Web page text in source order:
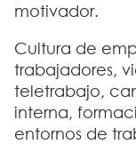
motivador.
Cultura de
trabajadores,
teletrabajo,
interna,
entornos de